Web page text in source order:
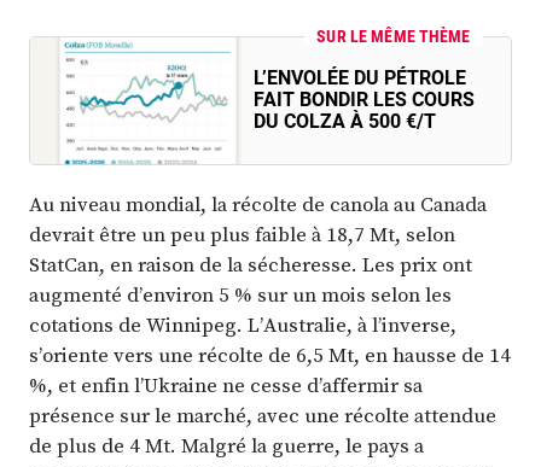
SUR LE MÊME THÈME
L’ENVOLÉE DU PÉTROLE
FAIT BONDIR LES COURS
DU COLZA À 500 €/T
Au niveau mondial, la récolte de canola au Canada
devrait être un peu plus faible à 18,7 Mt, selon
StatCan, en raison de la sécheresse. Les prix ont
augmenté d’environ 5 % sur un mois selon les
cotations de Winnipeg. L’Australie, à l’inverse,
s’oriente vers une récolte de 6,5 Mt, en hausse de 14
%, et enfin l’Ukraine ne cesse d’affermir sa
présence sur le marché, avec une récolte attendue
de plus de 4 Mt. Malgré la guerre, le pays a